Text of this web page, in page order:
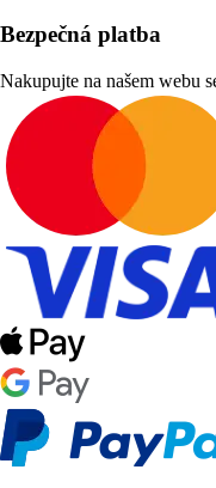
Bezpečná platba
Nakupujte na našem webu